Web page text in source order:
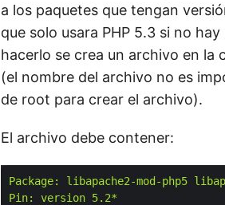
a los paquetes que tengan
que solo usara PHP 5.3 si no
hacerlo se crea un archivo en
(el nombre del archivo no es
de root para crear el archivo).
El archivo debe contener:
Package: libapache2-mod-php5
Pin: version 5.2*